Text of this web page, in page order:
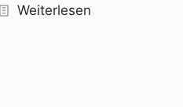
Weiterlesen